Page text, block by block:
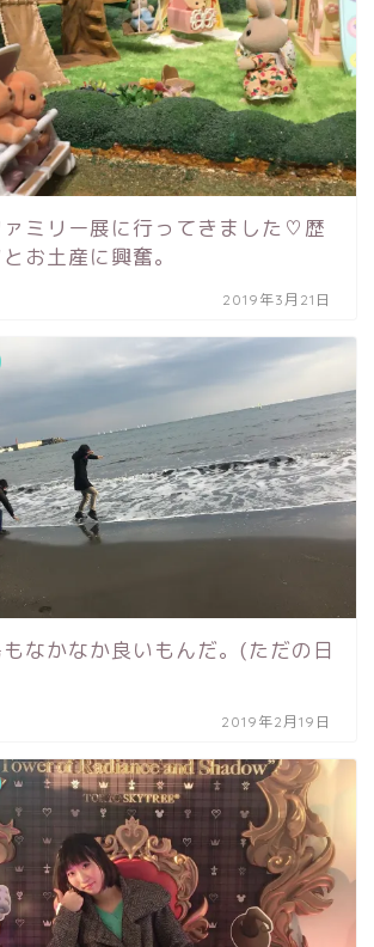
ミリー展に行ってきました♡歴
お土産に興奮。
2019年3月21日
なかなか良いもんだ。(ただの日
2019年2月19日